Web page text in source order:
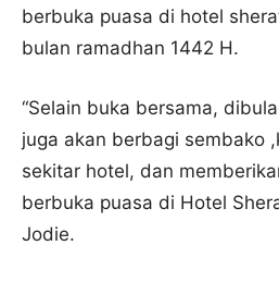
berbuka puasa di hotel
bulan ramadhan 1442 H.
“Selain buka bersama,
juga akan berbagi sembako
sekitar hotel, dan
berbuka puasa di Hotel
Jodie.